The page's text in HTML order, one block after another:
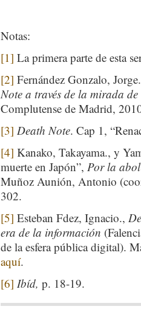
Notas:
[1] La primera parte de esta
[2] Fernández Gonzalo,
Note a través de la mirada
Complutense de Madrid,
[3] Death Note. Cap 1,
[4] Kanako, Takayama., y
muerte en Japón”, Por la
Muñoz Aunión, Antonio
302.
[5] Esteban Fdez, Ignacio.,
era de la información
de la esfera pública digital).
aquí.
[6] Ibíd, p. 18-19.